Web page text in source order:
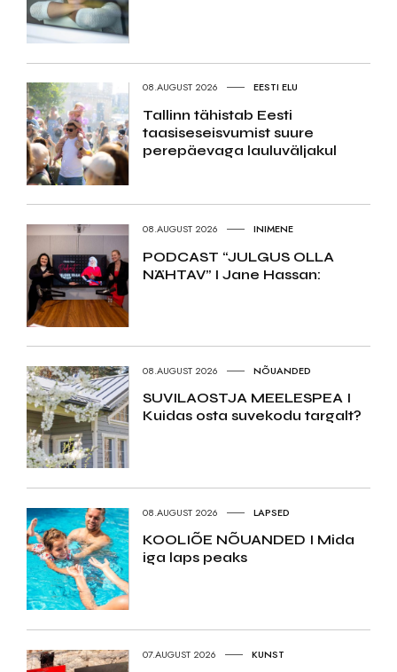
08.AUGUST 2026 EESTI ELU
Tallinn tähistab Eesti
taasiseseisvumist suure
perepäevaga lauluväljakul
08.AUGUST 2026 INIMENE
PODCAST “JULGUS OLLA
NÄHTAV” I Jane Hassan:
08.AUGUST 2026 NÕUANDED
SUVILAOSTJA MEELESPEA I
Kuidas osta suvekodu targalt?
08.AUGUST 2026 LAPSED
KOOLIÕE NÕUANDED I Mida
iga laps peaks
07.AUGUST 2026 KUNST